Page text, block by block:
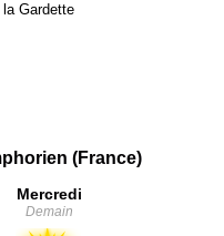
Gardette
(France)
Mercredi
Demain